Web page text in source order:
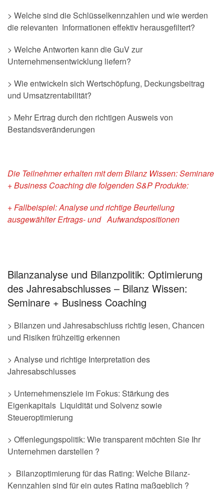
> Welche sind die Schlüsselkennzahlen und wie werden
die relevanten Informationen effektiv herausgefiltert?
> Welche Antworten kann die GuV zur
Unternehmensentwicklung liefern?
> Wie entwickeln sich Wertschöpfung, Deckungsbeitrag
und Umsatzrentabilität?
> Mehr Ertrag durch den richtigen Ausweis von
Bestandsveränderungen
Die Teilnehmer erhalten mit dem Bilanz Wissen: Seminare
+ Business Coaching die folgenden S&P Produkte:
+ Fallbeispiel: Analyse und richtige Beurteilung
ausgewählter Ertrags- und Aufwandspositionen
Bilanzanalyse und Bilanzpolitik: Optimierung
des Jahresabschlusses – Bilanz Wissen:
Seminare + Business Coaching
> Bilanzen und Jahresabschluss richtig lesen, Chancen
und Risiken frühzeitig erkennen
> Analyse und richtige Interpretation des
Jahresabschlusses
> Unternehmensziele im Fokus: Stärkung des
Eigenkapitals Liquidität und Solvenz sowie
Steueroptimierung
> Offenlegungspolitik: Wie transparent möchten Sie Ihr
Unternehmen darstellen ?
> Bilanzoptimierung für das Rating: Welche Bilanz-
Kennzahlen sind für ein gutes Rating maßgeblich ?